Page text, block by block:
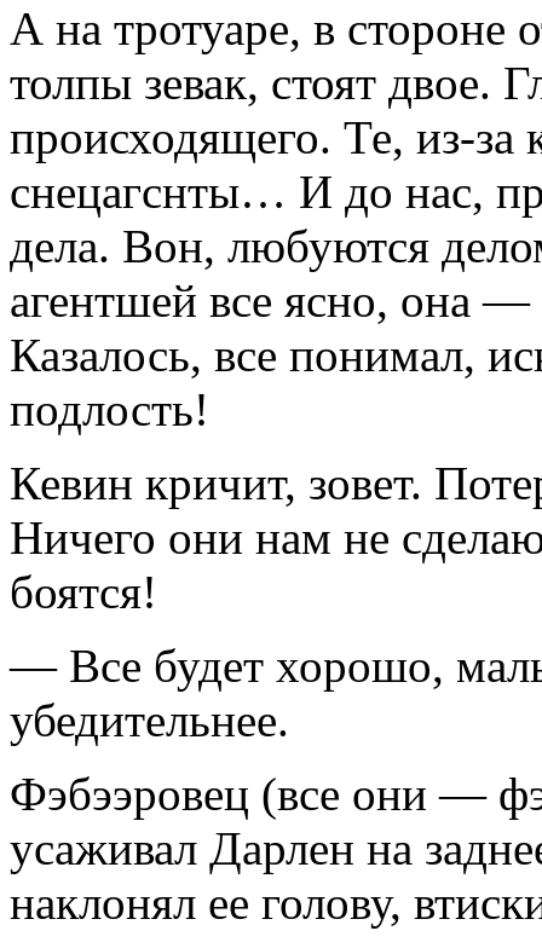
А на тротуаре, в стороне
толпы зевак, стоят двое.
происходящего. Те, из-за
снецагснты… И до нас,
дела. Вон, любуются
агентшей все ясно, она
Казалось, все понимал,
подлость!
Кевин кричит, зовет.
Ничего они нам не
боятся!
— Все будет хорошо,
убедительнее.
Фэбээровец (все они —
усаживал Дарлен на
наклонял ее голову,